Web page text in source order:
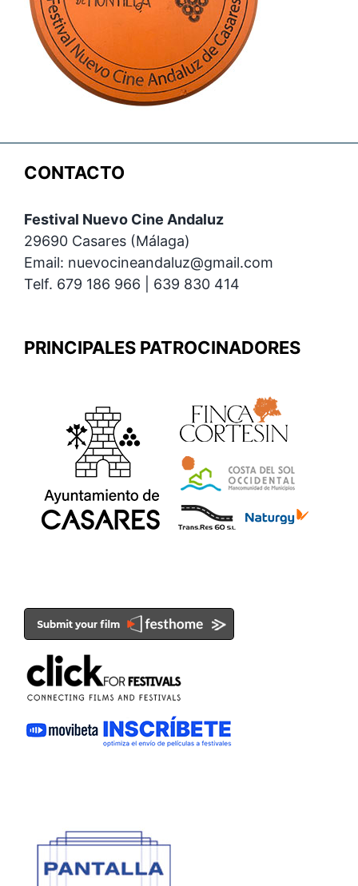
CONTACTO
Festival Nuevo Cine Andaluz
29690 Casares (Málaga)
Email: nuevocineandaluz@gmail.com
Telf. 679 186 966 | 639 830 414
PRINCIPALES PATROCINADORES